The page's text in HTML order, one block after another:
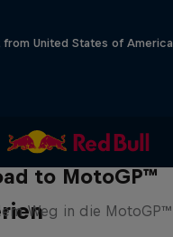
United States of America
to MotoGP™
Weg in die MotoGP™